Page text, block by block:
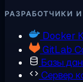
РАЗРАБОТЧИКИ И
Docker
GitLab
Базы
Сервер